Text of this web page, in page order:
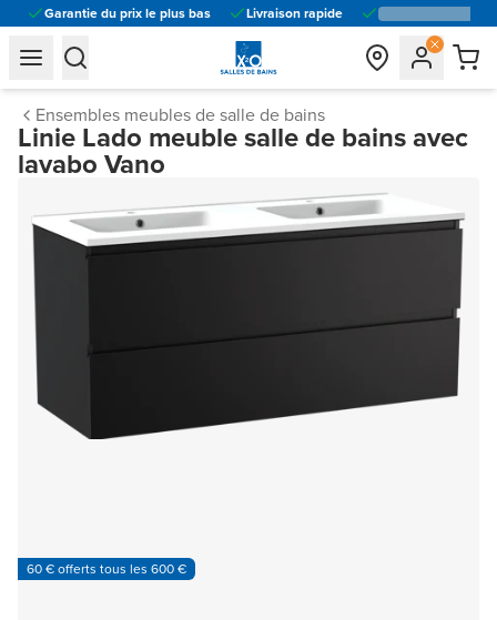
Garantie du prix le plus bas Livraison rapide
general.navigation.toggle_menu.label
general.navigation.toggle_menu.label
Ensembles meubles de salle de bains
Linie Lado meuble salle de bains avec
lavabo Vano
60 € offerts tous les 600 €